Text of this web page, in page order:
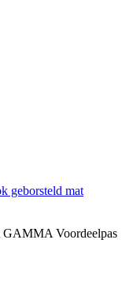
geborsteld mat
GAMMA Voordeelpas